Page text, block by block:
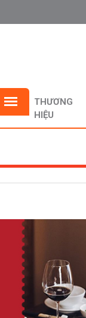
THƯƠNG
HIỆU